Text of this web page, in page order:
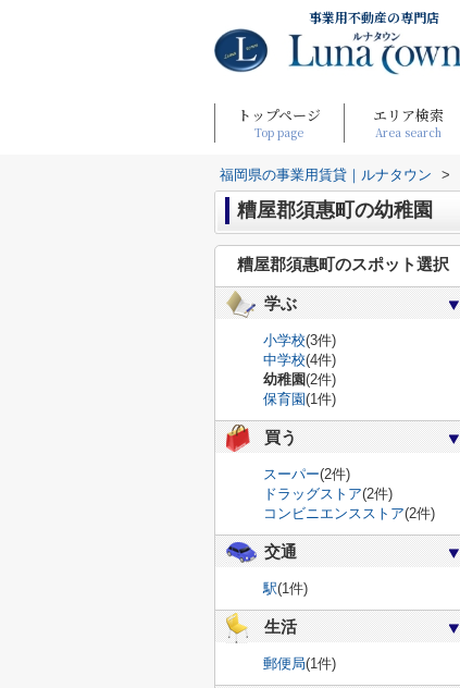
事業用不動産の専門店
トップページ
Top page
エリア検索
Area search
福岡県の事業用賃貸｜ルナタウン >
糟屋郡須惠町の幼稚園
糟屋郡須惠町のスポット選択
学ぶ
小学校(3件)
中学校(4件)
幼稚園(2件)
保育園(1件)
買う
スーパー(2件)
ドラッグストア(2件)
コンビニエンスストア(2件)
交通
駅(1件)
生活
郵便局(1件)